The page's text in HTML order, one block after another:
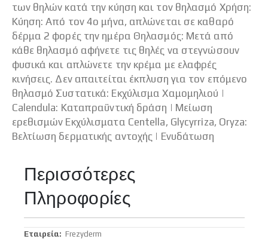
των θηλών κατά την κύηση και τον θηλασμό Χρήση:
Κύηση: Από τον 4ο μήνα, απλώνεται σε καθαρό
δέρμα 2 φορές την ημέρα Θηλασμός: Μετά από
κάθε θηλασμό αφήνετε τις θηλές να στεγνώσουν
φυσικά και απλώνετε την κρέμα με ελαφρές
κινήσεις. Δεν απαιτείται έκπλυση για τον επόμενο
θηλασμό Συστατικά: Εκχύλισμα Χαμομηλιού |
Calendula: Καταπραϋντική δράση | Μείωση
ερεθισμών Eκχύλισματα Centella, Glycyrriza, Oryza:
Βελτίωση δερματικής αντοχής | Ενυδάτωση
Περισσότερες
Πληροφορίες
ΠερισσότερεςFrezyderm